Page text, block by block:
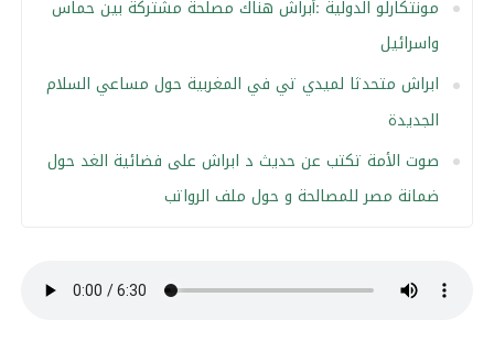
مونتكارلو الدولية :أبراش هناك مصلحة مشتركة بين حماس
واسرائيل
ابراش متحدثا لميدي تي في المغربية حول مساعي السلام
الجديدة
صوت الأمة تكتب عن حديث د ابراش على فضائية الغد حول
ضمانة مصر للمصالحة و حول ملف الرواتب